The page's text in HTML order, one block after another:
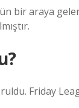
bir araya
Friday